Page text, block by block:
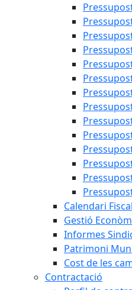
Calendari Fiscal
Gestió
Informes
Patrimoni
Cost de les
Contractació